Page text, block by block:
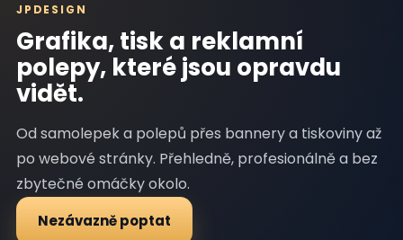
JPDESIGN
Grafika, tisk a reklamní
polepy, které jsou opravdu
vidět.
Od samolepek a polepů přes bannery a tiskoviny až
po webové stránky. Přehledně, profesionálně a bez
zbytečné omáčky okolo.
Nezávazně poptat